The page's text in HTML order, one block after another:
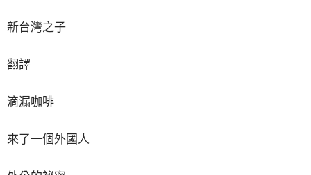
新台灣之子
翻譯
滴漏咖啡
來了一個外國人